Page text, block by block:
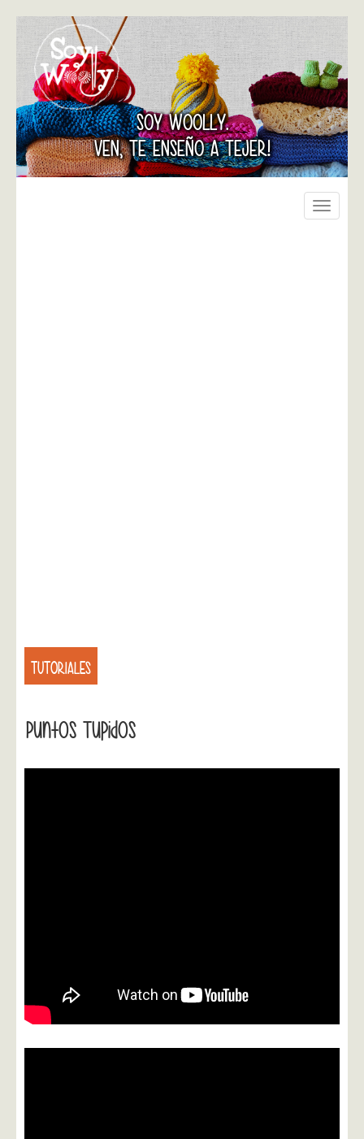
SOY WOOLLY.
VEN, TE ENSEÑO A TEJER!
Toggle
TUTORIALES
Puntos Tupidos